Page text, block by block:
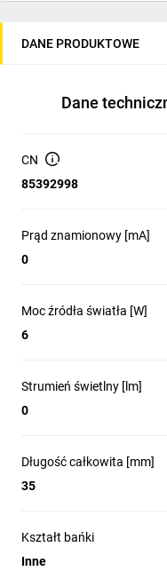
DANE PRODUKTOWE
Dane
CN
85392998
Prąd znamionowy [mA]
0
Moc źródła światła [W]
6
Strumień świetlny [lm]
0
Długość całkowita [mm]
35
Kształt bańki
Inne